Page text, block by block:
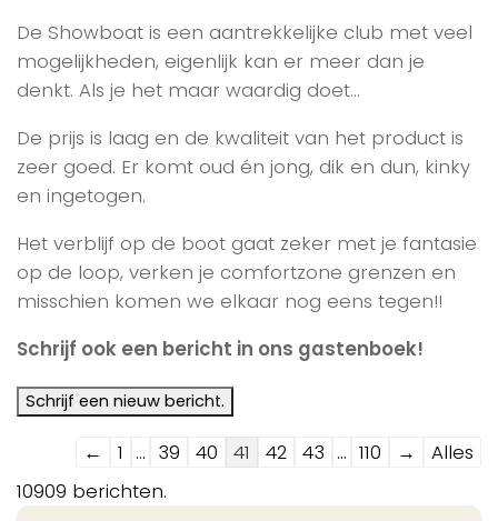
De Showboat is een aantrekkelijke club met veel
mogelijkheden, eigenlijk kan er meer dan je
denkt. Als je het maar waardig doet…
De prijs is laag en de kwaliteit van het product is
zeer goed. Er komt oud én jong, dik en dun, kinky
en ingetogen.
Het verblijf op de boot gaat zeker met je fantasie
op de loop, verken je comfortzone grenzen en
misschien komen we elkaar nog eens tegen!!
Schrijf ook een bericht in ons gastenboek!
Navigatie
door
de
← 1 ... 39 40 41 42 43 ... 110 →
Alles
10909 berichten.